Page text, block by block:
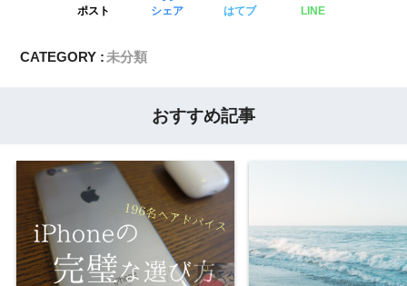
ポスト シェア はてブ LINE
CATEGORY : 未分類
おすすめ記事